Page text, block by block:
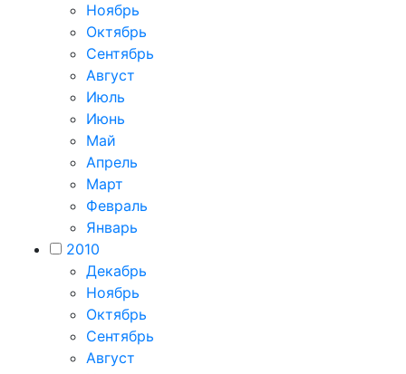
Ноябрь
Октябрь
Сентябрь
Август
Июль
Июнь
Май
Апрель
Март
Февраль
Январь
2010
Декабрь
Ноябрь
Октябрь
Сентябрь
Август